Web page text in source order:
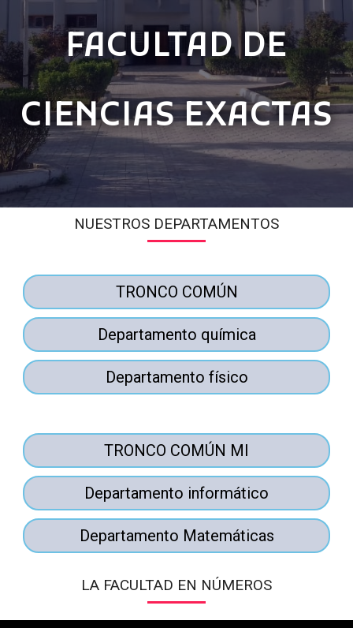
FACULTAD DE
CIENCIAS EXACTAS
NUESTROS DEPARTAMENTOS
TRONCO COMÚN
Departamento química
Departamento físico
TRONCO COMÚN MI
Departamento informático
Departamento Matemáticas
LA FACULTAD EN NÚMEROS